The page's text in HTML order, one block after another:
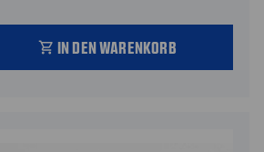
shopping_cart IN DEN WARENKORB